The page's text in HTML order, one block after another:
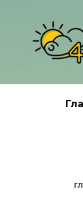
содержанию